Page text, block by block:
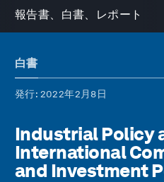
報告書、白書、レポート
白書
発行: 2022年2月8日
Industrial Policy
International
and Investment